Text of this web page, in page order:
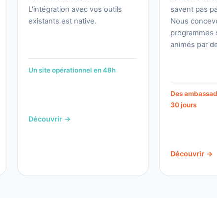
L'intégration avec vos outils
existants est native.
Un site opérationnel en 48h
Découvrir →
savent pas
Nous
programmes
animés par
Des
30 jours
Découvrir →